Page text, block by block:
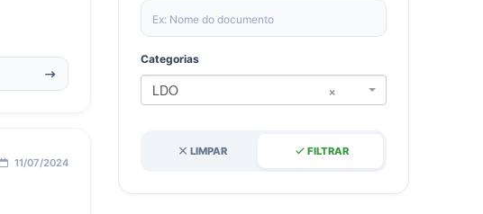
11/07/2024
Categorias
×
LDO
close LIMPAR done FILTRAR